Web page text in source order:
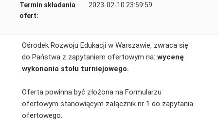
Termin składania
ofert:
2023-02-10 23:59:59
Ośrodek Rozwoju Edukacji w Warszawie, zwraca się
do Państwa z zapytaniem ofertowym na: wycenę
wykonania stołu turniejowego.
Oferta powinna być złożona na Formularzu
ofertowym stanowiącym załącznik nr 1 do zapytania
ofertowego.